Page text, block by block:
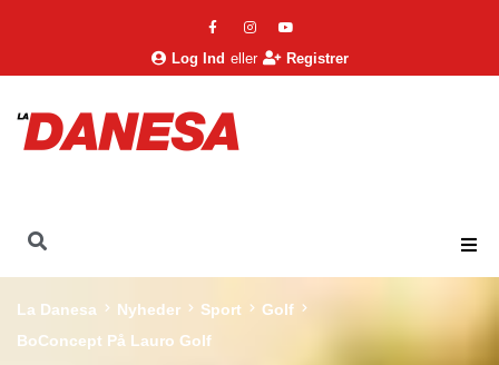
Log Ind eller Registrer
La Danesa Nyheder Sport
Golf
BoConcept På Lauro Golf